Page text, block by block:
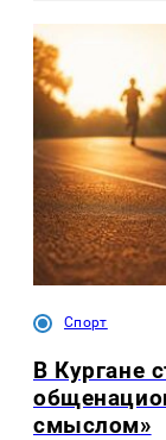
Спорт
В Кургане
смыслом»